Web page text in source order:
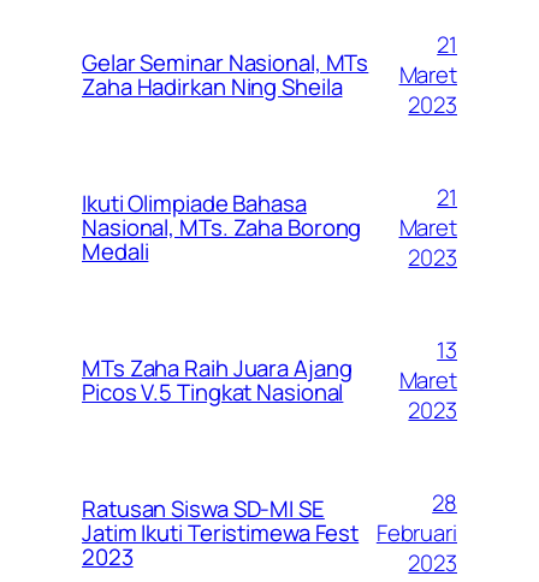
Gelar Seminar Nasional, MTs
Zaha Hadirkan Ning Sheila
21
Maret
2023
Ikuti Olimpiade Bahasa
Nasional, MTs. Zaha Borong
Medali
21
Maret
2023
MTs Zaha Raih Juara Ajang
Picos V.5 Tingkat Nasional
13
Maret
2023
Ratusan Siswa SD-MI SE
Jatim Ikuti Teristimewa Fest
2023
28
Februari
2023